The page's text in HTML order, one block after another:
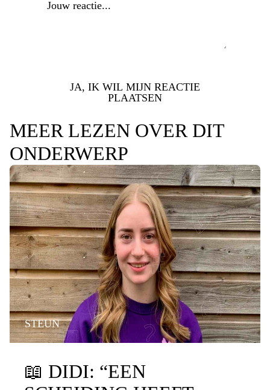
JA, IK WIL MIJN REACTIE
PLAATSEN
MEER LEZEN OVER DIT
ONDERWERP
STEUN
📖 DIDI: “EEN